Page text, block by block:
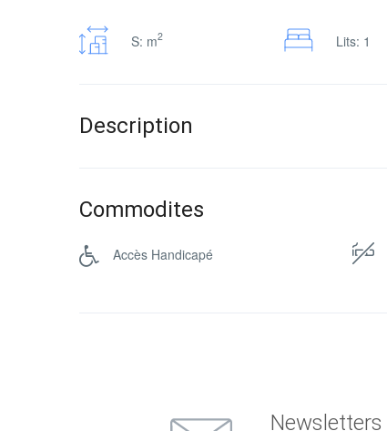
S: m2 Lits: 1
Description
Commodites
Accès Handicapé
Newsletters